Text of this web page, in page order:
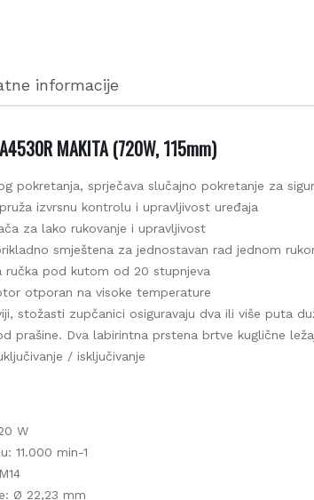
informacije
MAKITA (720W, 115mm)
pokretanja, sprječava slučajno pokretanje za
izvrsnu kontrolu i upravljivost uređaja
za lako rukovanje i upravljivost
smještena za jednostavan rad jednom
ručka pod kutom od 20 stupnjeva
otporan na visoke temperature
stožasti zupčanici osiguravaju dva ili više puta
prašine. Dva labirintna prstena brtve kuglične
/ isključivanje
W
11.000 min-1
Ø 22,23 mm
Besplatna i brza